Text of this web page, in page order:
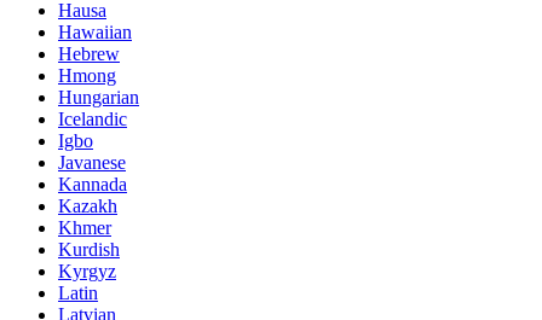
Hausa
Hawaiian
Hebrew
Hmong
Hungarian
Icelandic
Igbo
Javanese
Kannada
Kazakh
Khmer
Kurdish
Kyrgyz
Latin
Latvian